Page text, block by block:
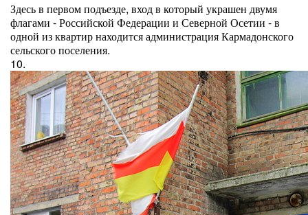
Здесь в первом подъезде, вход в который украшен двумя
флагами - Российской Федерации и Северной Осетии - в
одной из квартир находится администрация Кармадонского
сельского поселения.
10.